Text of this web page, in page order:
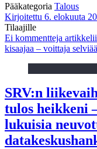
Pääkategoria Talous
Kirjoitettu 6. elokuuta
Tilaajille
Ei kommentteja
kisaajaa – voittaja
SRV:n
tulos heikkeni
lukuisia